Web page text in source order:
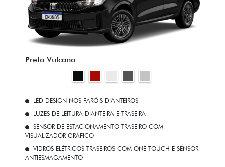
Preto Vulcano
LED DESIGN NOS FARÓIS DIANTEIROS
LUZES DE LEITURA DIANTEIRA E TRASEIRA
SENSOR DE ESTACIONAMENTO TRASEIRO COM
VISUALIZADOR GRÁFICO
VIDROS ELÉTRICOS TRASEIROS COM ONE TOUCH E SENSOR
ANTIESMAGAMENTO